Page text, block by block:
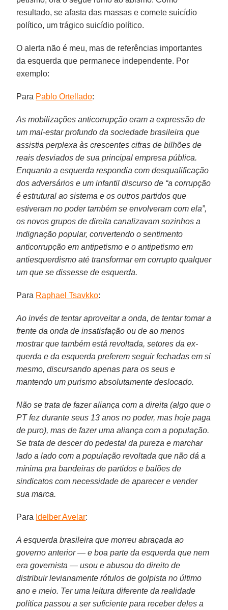
resultado, se afasta das massas e comete suicídio
político, um trágico suicídio político.
O alerta não é meu, mas de referências importantes
da esquerda que permanece independente. Por
exemplo:
Para Pablo Ortellado:
As mobilizações anticorrupção eram a expressão de
um mal-estar profundo da sociedade brasileira que
assistia perplexa às crescentes cifras de bilhões de
reais desviados de sua principal empresa pública.
Enquanto a esquerda respondia com desqualificação
dos adversários e um infantil discurso de “a corrupção
é estrutural ao sistema e os outros partidos que
estiveram no poder também se envolveram com ela”,
os novos grupos de direita canalizavam sozinhos a
indignação popular, convertendo o sentimento
anticorrupção em antipetismo e o antipetismo em
antiesquerdismo até transformar em corrupto qualquer
um que se dissesse de esquerda.
Para Raphael Tsavkko:
Ao invés de tentar aproveitar a onda, de tentar tomar a
frente da onda de insatisfação ou de ao menos
mostrar que também está revoltada, setores da ex-
querda e da esquerda preferem seguir fechadas em si
mesmo, discursando apenas para os seus e
mantendo um purismo absolutamente deslocado.
Não se trata de fazer aliança com a direita (algo que o
PT fez durante seus 13 anos no poder, mas hoje paga
de puro), mas de fazer uma aliança com a população.
Se trata de descer do pedestal da pureza e marchar
lado a lado com a população revoltada que não dá a
mínima pra bandeiras de partidos e balões de
sindicatos com necessidade de aparecer e vender
sua marca.
Para Idelber Avelar:
A esquerda brasileira que morreu abraçada ao
governo anterior — e boa parte da esquerda que nem
era governista — usou e abusou do direito de
distribuir levianamente rótulos de golpista no último
ano e meio. Ter uma leitura diferente da realidade
política passou a ser suficiente para receber deles a